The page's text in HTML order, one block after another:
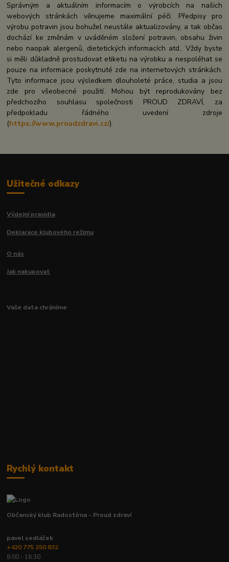
Správným a aktuálním informacím o výrobcích na našich
webových stránkách věnujeme maximální péči. Předpisy pro
výrobu potravin jsou bohužel neustále aktualizovány, a tak občas
dochází ke změnám v uváděném složení potravin, obsahu živin
nebo naopak alergenů, dietetických informacích atd.. Vždy byste
si měli důkladně prostudovat etiketu na výrobku a nespoléhat se
pouze na informace poskytnuté zde na internetových stránkách.
Tyto informace jsou výsledkem dlouholeté práce, studia a jsou
zde pro všeobecné použití. Mohou být reprodukovány bez
předchozího souhlasu společnosti PROUD ZDRAVÍ, za
předpokladu řádného uvedení zdroje
(https://www.proudzdravi.cz/).
Užitečné odkazy
Výdejní pravidla
Deklarace klubového režimu
O nás
Jak nakupovat
Vaše data chráníme
Rychlý kontakt
Občanský klub Radostírna - Proud zdraví
pavel sedláček
+420 775 250 832
8:00 - 16:30